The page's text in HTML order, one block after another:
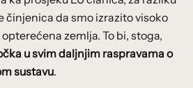
činjenica da smo izrazito visoko
zemlja. To bi, stoga,
u svim daljnjim raspravama o
sustavu.